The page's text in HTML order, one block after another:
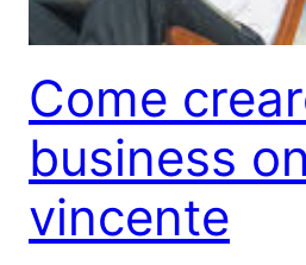
Come
business
vincente